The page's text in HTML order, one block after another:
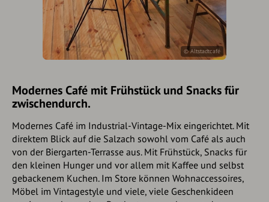
© Altstadtcafé
Modernes Café mit Frühstück und Snacks für
zwischendurch.
Modernes Café im Industrial-Vintage-Mix eingerichtet. Mit
direktem Blick auf die Salzach sowohl vom Café als auch
von der Biergarten-Terrasse aus. Mit Frühstück, Snacks für
den kleinen Hunger und vor allem mit Kaffee und selbst
gebackenem Kuchen. Im Store können Wohnaccessoires,
Möbel im Vintagestyle und viele, viele Geschenkideen